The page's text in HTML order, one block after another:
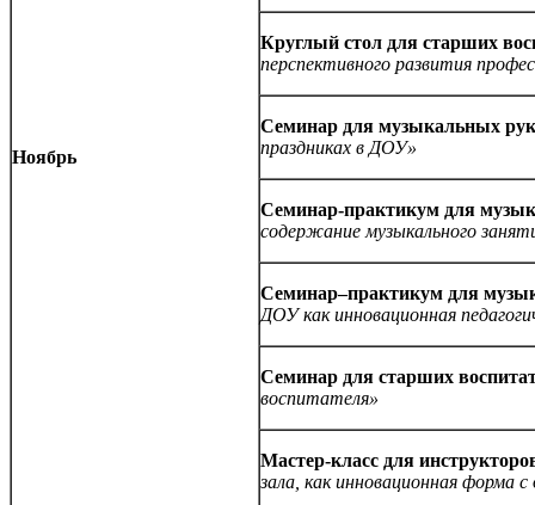
Ноябрь
Круглый стол для старших
перспективного развития
Семинар для музыкальных
праздниках в ДОУ»
Семинар-практикум для
содержание музыкального
Семинар–практикум для
ДОУ как инновационная
Семинар для старших
воспитателя»
Мастер-класс для
зала, как инновационная форма